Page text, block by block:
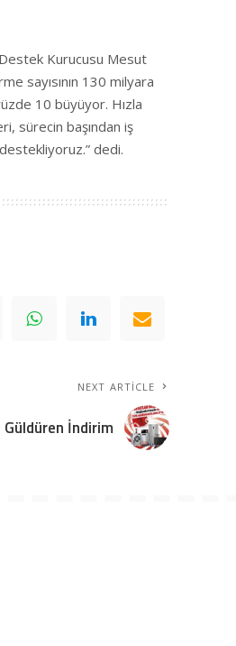
Kurucusu Mesut
sayısının 130 milyara
10 büyüyor. Hızla
sürecin başından iş
dedi.
NEXT ARTICLE
İndirim